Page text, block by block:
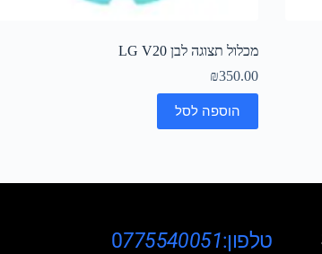
מכלול תצוגה לבן LG V20
₪350.00
הוספה לסל
טלפון:0775540051